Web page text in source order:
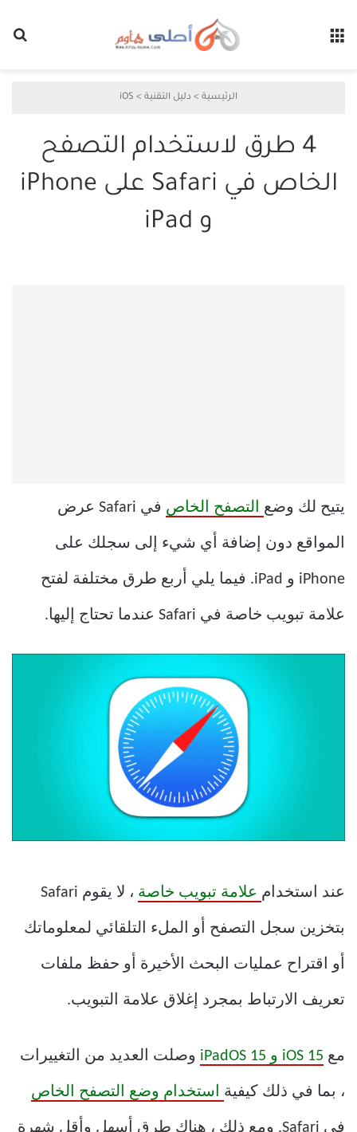
الرئيسية > دليل التقنية >
iOS
4 طرق لاستخدام التصفح
الخاص في Safari على iPhone
و iPad
يتيح لك وضع التصفح الخاص في Safari عرض
المواقع دون إضافة أي شيء إلى سجلك على
iPhone و iPad. فيما يلي أربع طرق مختلفة لفتح
علامة تبويب خاصة في Safari عندما تحتاج إليها.
عند استخدام علامة تبويب خاصة ، لا يقوم Safari
بتخزين سجل التصفح أو الملء التلقائي لمعلوماتك
أو اقتراح عمليات البحث الأخيرة أو حفظ ملفات
تعريف الارتباط بمجرد إغلاق علامة التبويب.
مع iOS 15 و iPadOS 15 وصلت العديد من التغييرات
، بما في ذلك كيفية استخدام وضع التصفح الخاص
في Safari. ومع ذلك ، هناك طرق أسهل وأقل شهرة